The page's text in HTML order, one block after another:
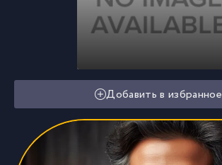
Добавить в избранное